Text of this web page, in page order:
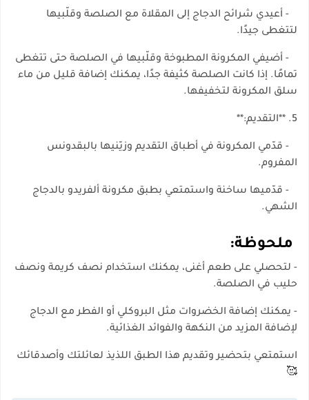
- أعيدي شرائح الدجاج إلى المقلاة مع الصلصة وقلّبيها
لتتغطى جيدًا.
- أضيفي المكرونة المطبوخة وقلّبيها في الصلصة حتى تتغطى
تمامًا. إذا كانت الصلصة كثيفة جدًا، يمكنك إضافة قليل من ماء
سلق المكرونة لتخفيفها.
5. **التقديم:**
- قدّمي المكرونة في أطباق التقديم وزيّنيها بالبقدونس
المفروم.
- قدّميها ساخنة واستمتعي بطبق مكرونة ألفريدو بالدجاج
الشهي.
ملحوظة:
- لتحصلي على طعم أغنى، يمكنك استخدام نصف كريمة ونصف
حليب في الصلصة.
- يمكنك إضافة الخضروات مثل البروكلي أو الفطر مع الدجاج
لإضافة المزيد من النكهة والفوائد الغذائية.
استمتعي بتحضير وتقديم هذا الطبق اللذيذ لعائلتك وأصدقائك
🥰